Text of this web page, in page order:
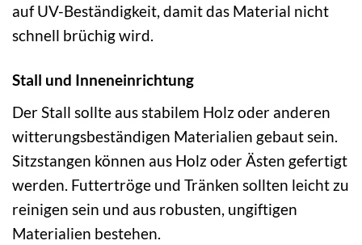
auf UV-Beständigkeit, damit das Material nicht
schnell brüchig wird.
Stall und Inneneinrichtung
Der Stall sollte aus stabilem Holz oder anderen
witterungsbeständigen Materialien gebaut sein.
Sitzstangen können aus Holz oder Ästen gefertigt
werden. Futtertröge und Tränken sollten leicht zu
reinigen sein und aus robusten, ungiftigen
Materialien bestehen.